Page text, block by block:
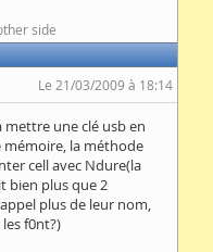
side
Le 21/03/2009 à 18:14
mettre une clé usb en
mémoire, la méthode
cell avec Ndure(la
bien plus que 2
plus de leur nom,
f0nt?)